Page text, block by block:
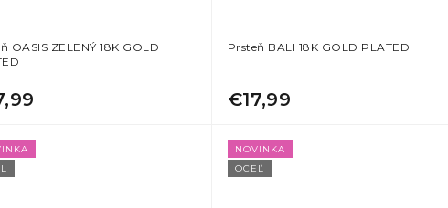
OASIS ZELENÝ 18K GOLD
Prsteň BALI 18K GOLD PLATED
€17,99
NOVINKA
OCEĽ